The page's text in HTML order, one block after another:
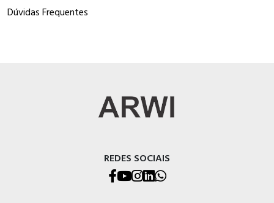
Dúvidas Frequentes
REDES SOCIAIS